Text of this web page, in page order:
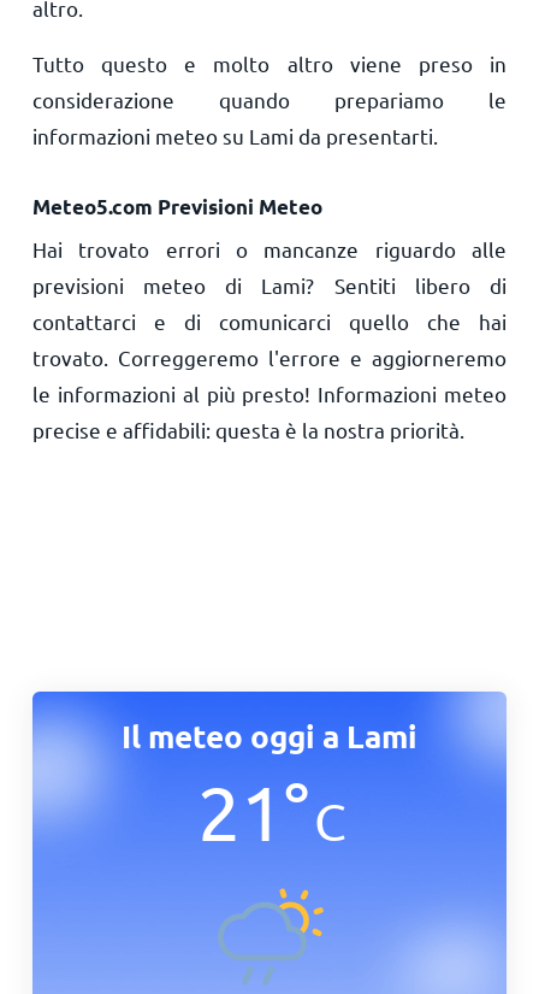
altro.
Tutto questo e molto altro viene preso in
considerazione quando prepariamo le
informazioni meteo su Lami da presentarti.
Meteo5.com Previsioni Meteo
Hai trovato errori o mancanze riguardo alle
previsioni meteo di Lami? Sentiti libero di
contattarci e di comunicarci quello che hai
trovato. Correggeremo l'errore e aggiorneremo
le informazioni al più presto! Informazioni meteo
precise e affidabili: questa è la nostra priorità.
Il meteo oggi a Lami
21°C